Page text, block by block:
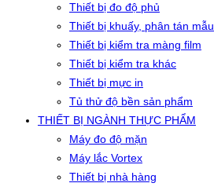
Thiết bị đo độ phủ
Thiết bị khuấy, phân tán mẫu
Thiết bị kiểm tra màng film
Thiết bị kiểm tra khác
Thiết bị mực in
Tủ thử độ bền sản phẩm
THIẾT BỊ NGÀNH THỰC PHẨM
Máy đo độ mặn
Máy lắc Vortex
Thiết bị nhà hàng